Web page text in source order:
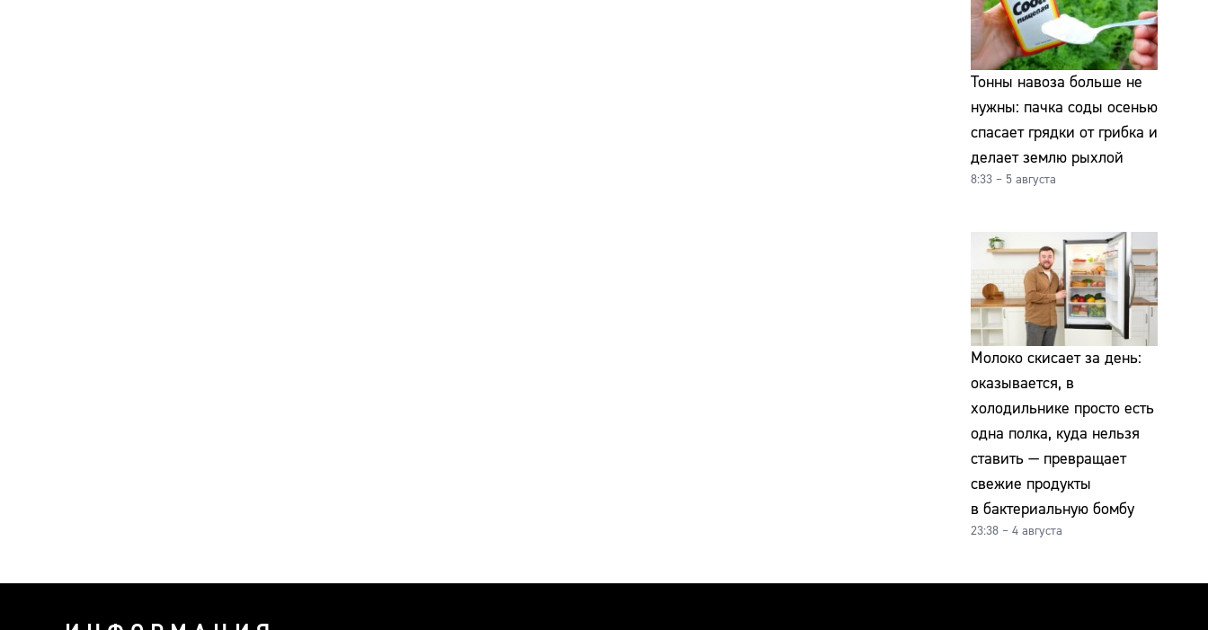
Тонны навоза больше не
нужны: пачка соды осенью
спасает грядки от грибка и
делает землю рыхлой
8:33 – 5 августа
Молоко скисает за день:
оказывается, в
холодильнике просто есть
одна полка, куда нельзя
ставить — превращает
свежие продукты
в бактериальную бомбу
23:38 – 4 августа